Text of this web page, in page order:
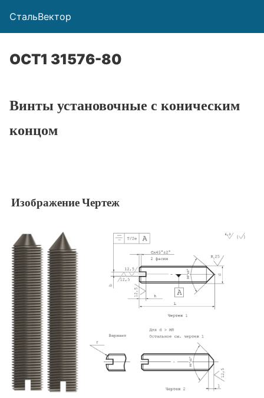
СтальВектор
ОСТ1 31576-80
Винты установочные с коническим
концом
ИзображениеЧертеж